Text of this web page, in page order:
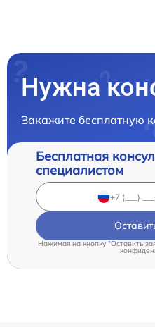
Нужна
Закажите бесплатную
Бесплатная
специалистом
Нажимая на кнопку "Оставить